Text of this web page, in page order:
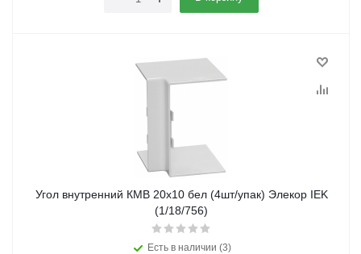
Угол внутренний КМВ 20х10 бел (4шт/упак) Элекор IEK
(1/18/756)
Есть в наличии (3)